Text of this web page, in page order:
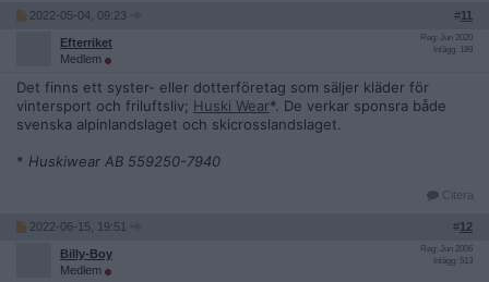
2022-05-04, 09:23 #11
Efterriket
Medlem
Reg: Jun 2020
Inlägg: 189
Det finns ett syster- eller dotterföretag som säljer kläder för
vintersport och friluftsliv; Huski Wear*. De verkar sponsra både
svenska alpinlandslaget och skicrosslandslaget.
* Huskiwear AB 559250-7940
Citera
2022-06-15, 19:51 #12
Billy-Boy
Medlem
Reg: Jun 2006
Inlägg: 513